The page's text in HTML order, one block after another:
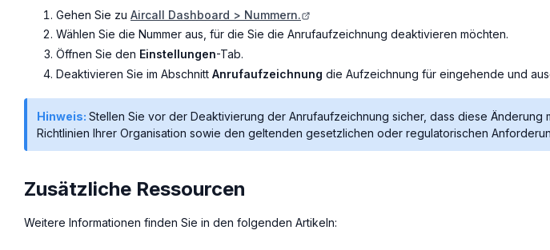
Gehen Sie zu Aircall Dashboard > Nummern.
Wählen Sie die Nummer aus, für die Sie die Anrufaufzeichnung deaktivieren möchten.
Öffnen Sie den Einstellungen-Tab.
Deaktivieren Sie im Abschnitt Anrufaufzeichnung die Aufzeichnung für eingehende und
Hinweis: Stellen Sie vor der Deaktivierung der Anrufaufzeichnung sicher, dass diese Änderung
Richtlinien Ihrer Organisation sowie den geltenden gesetzlichen oder regulatorischen
Zusätzliche Ressourcen
Weitere Informationen finden Sie in den folgenden Artikeln: